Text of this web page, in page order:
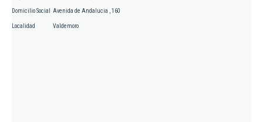
Domicilio Social Avenida de Andalucia , 160
Localidad Valdemoro